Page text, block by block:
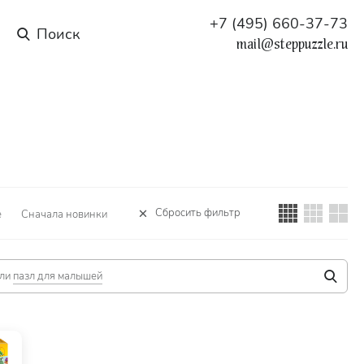
+7 (495) 660-37-73
mail@steppuzzle.ru
Сначала новинки Сбросить фильтр
пазл для малышей